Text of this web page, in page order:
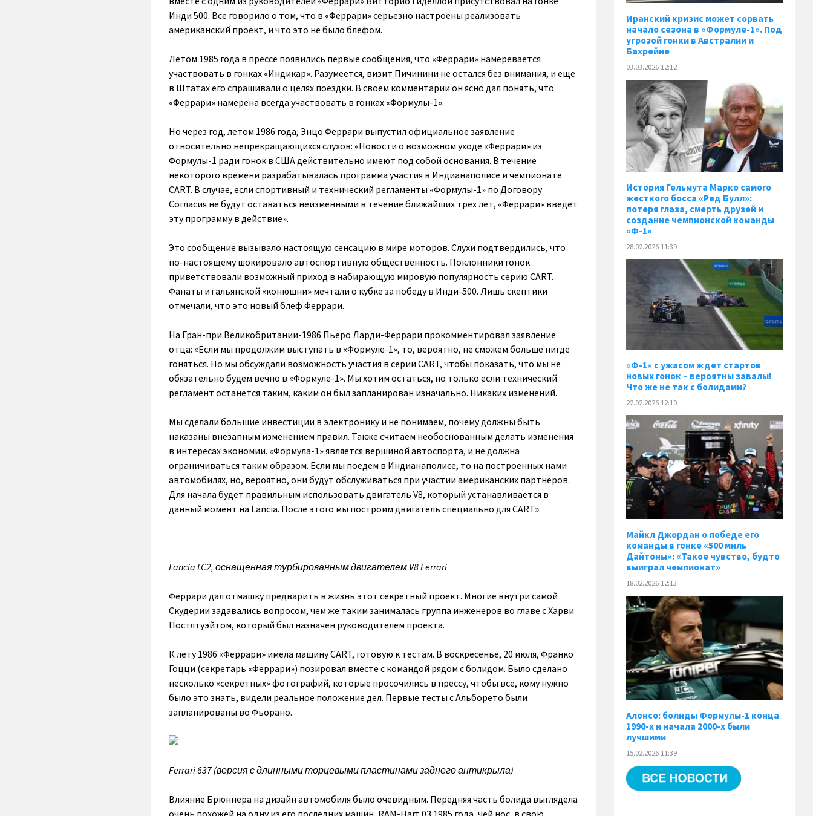
Инди 500. Все говорило о том, что в «Феррари» серьезно настроены реализовать
американский проект, и что это не было блефом.
Летом 1985 года в прессе появились первые сообщения, что «Феррари» намеревается
участвовать в гонках «Индикар». Разумеется, визит Пичинини не остался без внимания, и еще
в Штатах его спрашивали о целях поездки. В своем комментарии он ясно дал понять, что
«Феррари» намерена всегда участвовать в гонках «Формулы-1».
Но через год, летом 1986 года, Энцо Феррари выпустил официальное заявление
относительно непрекращающихся слухов: «Новости о возможном уходе «Феррари» из
Формулы-1 ради гонок в США действительно имеют под собой основания. В течение
некоторого времени разрабатывалась программа участия в Индианаполисе и чемпионате
CART. В случае, если спортивный и технический регламенты «Формулы-1» по Договору
Согласия не будут оставаться неизменными в течение ближайших трех лет, «Феррари» введет
эту программу в действие».
Это сообщение вызывало настоящую сенсацию в мире моторов. Слухи подтвердились, что
по-настоящему шокировало автоспортивную общественность. Поклонники гонок
приветствовали возможный приход в набирающую мировую популярность серию CART.
Фанаты итальянской «конюшни» мечтали о кубке за победу в Инди-500. Лишь скептики
отмечали, что это новый блеф Феррари.
На Гран-при Великобритании-1986 Пьеро Ларди-Феррари прокомментировал заявление
отца: «Если мы продолжим выступать в «Формуле-1», то, вероятно, не сможем больше нигде
гоняться. Но мы обсуждали возможность участия в серии CART, чтобы показать, что мы не
обязательно будем вечно в «Формуле-1». Мы хотим остаться, но только если технический
регламент останется таким, каким он был запланирован изначально. Никаких изменений.
Мы сделали большие инвестиции в электронику и не понимаем, почему должны быть
наказаны внезапным изменением правил. Также считаем необоснованным делать изменения
в интересах экономии. «Формула-1» является вершиной автоспорта, и не должна
ограничиваться таким образом. Если мы поедем в Индианаполисе, то на построенных нами
автомобилях, но, вероятно, они будут обслуживаться при участии американских партнеров.
Для начала будет правильным использовать двигатель V8, который устанавливается в
данный момент на Lancia. После этого мы построим двигатель специально для CART».
Lancia LC2, оснащенная турбированным двигателем V8 Ferrari
Феррари дал отмашку предварить в жизнь этот секретный проект. Многие внутри самой
Скудерии задавались вопросом, чем же таким занималась группа инженеров во главе с Харви
Постлтуэйтом, который был назначен руководителем проекта.
К лету 1986 «Феррари» имела машину CART, готовую к тестам. В воскресенье, 20 июля, Франко
Гоцци (секретарь «Феррари») позировал вместе с командой рядом с болидом. Было сделано
несколько «секретных» фотографий, которые просочились в прессу, чтобы все, кому нужно
было это знать, видели реальное положение дел. Первые тесты с Альборето были
запланированы во Фьорано.
Ferrari 637 (версия с длинными торцевыми пластинами заднего антикрыла)
Влияние Брюннера на дизайн автомобиля было очевидным. Передняя часть болида выглядела
очень похожей на одну из его последних машин, RAM-Hart 03 1985 года, чей нос, в свою
Иранский кризис может сорвать
начало сезона в «Формуле-1». Под
угрозой гонки в Австралии и
Бахрейне
03.03.2026 12:12
История Гельмута Марко самого
жесткого босса «Ред Булл»:
потеря глаза, смерть друзей и
создание чемпионской команды
«Ф-1»
28.02.2026 11:39
«Ф-1» с ужасом ждет стартов
новых гонок – вероятны завалы!
Что же не так с болидами?
22.02.2026 12:10
Майкл Джордан о победе его
команды в гонке «500 миль
Дайтоны»: «Такое чувство, будто
выиграл чемпионат»
18.02.2026 12:13
Алонсо: болиды Формулы-1 конца
1990-х и начала 2000-х были
лучшими
15.02.2026 11:39